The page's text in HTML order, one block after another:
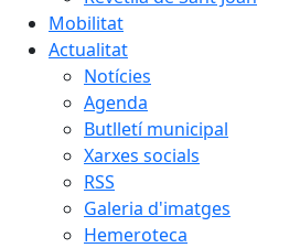
Mobilitat
Actualitat
Notícies
Agenda
Butlletí municipal
Xarxes socials
RSS
Galeria d'imatges
Hemeroteca